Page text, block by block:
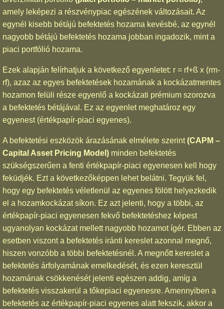
amely leképezi a részvénypiac egészének változásait. Az
egynél kisebb bétájú befektetés hozama kevésbé, az egynél
nagyobb bétájú befektetés hozama jobban ingadozik, mint a
piaci portfólió hozama.
Ezek alapján felírhatjuk a következő egyenletet: r = rf+ß x (rm-
rf), azaz az egyes befektetések hozamának a kockázatmentes
hozamon felüli része egyenlő a kockázati prémium szorozva
a befektetés bétájával. Ez az egyenlet meghatároz egy
egyenest (értékpapír-piaci egyenes).
A befektetési eszközök árazásának elmélete szerint(CAPM –
Capital Asset Pricing Model) minden befektetés
szükségszerűen a fenti értékpapír-piaci egyenesen kell hogy
feküdjék. Ezt a következőképpen lehet belátni. Tegyük fel,
hogy egy befektetés véletlenül az egyenes fölött helyezkedik
el a hozamkockázat síkon. Ez azt jelenti, hogy a többi, az
értékpapír-piaci egyenesen fekvő befektetéshez képest
ugyanolyan kockázat mellett nagyobb hozamot ígér. Ebben az
esetben viszont a befektetés iránti kereslet azonnal megnő,
hiszen vonzóbb a többi befektetésnél. A megnőtt kereslet a
befektetés árfolyamának emelkedését, és ezen keresztül
hozamának csökkenését jelenti egészen addig, amíg a
befektetés visszakerül a tőkepiaci egyenesre. Amennyiben a
befektetés az értékpapír-piaci egyenes alatt fekszik, akkor a